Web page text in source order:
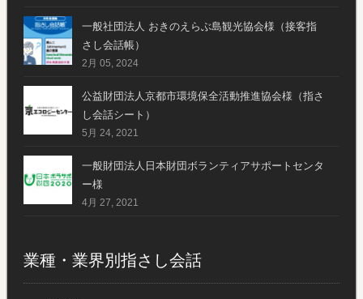
一般社団法人 おきのえらぶ島観光協会様（接客指
さし会話帳）
2月 05, 2024
公益財団法人京都市環境保全活動推進協会様（指さ
し会話シート）
5月 24, 2021
一般財団法人日本財団ボランティアサポートセンタ
ー様
4月 27, 2021
業種・業界別指さし会話